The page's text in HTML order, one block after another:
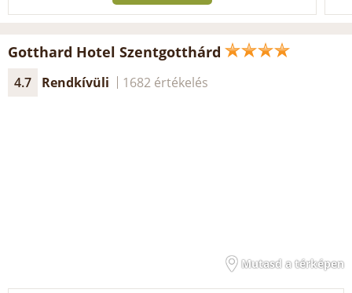
Gotthard Hotel Szentgotthárd
4.7 Rendkívüli 1682 értékelés
Mutasd a térképen